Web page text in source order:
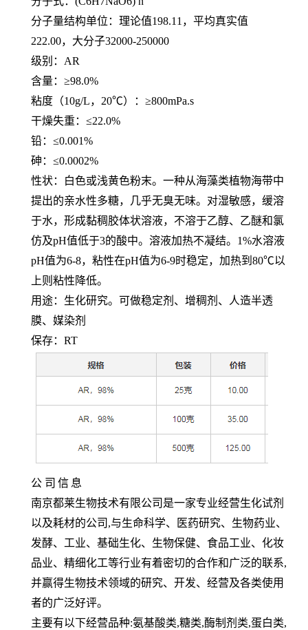
分子量结构单位：理论值198.11，平均真实值
222.00，大分子32000-250000
级别： AR
含量： ≥98.0%
粘度（10g/L，20℃）：≥800mPa.s
干燥失重： ≤22.0%
铅： ≤0.001%
砷： ≤0.0002%
性状：白色或浅黄色粉末。一种从海藻类植物海带中
提出的亲水性多糖，几乎无臭无味。对湿敏感，缓溶
于水，形成黏稠胶体状溶液，不溶于乙醇、乙醚和氯
仿及pH值低于3的酸中。溶液加热不凝结。1%水溶液
pH值为6-8，粘性在pH值为6-9时稳定，加热到80℃以
上则粘性降低。
用途：生化研究。可做稳定剂、增稠剂、人造半透
膜、媒染剂
保存： RT
公 司 信 息
南京都莱生物技术有限公司是一家专业经营生化试剂
以及耗材的公司,与生命科学、医药研究、生物药业、
发酵、工业、基础生化、生物保健、食品工业、化妆
品业、精细化工等行业有着密切的合作和广泛的联系,
并赢得生物技术领域的研究、开发、经营及各类使用
者的广泛好评。
主要有以下经营品种:氨基酸类,糖类,酶制剂类,蛋白类,